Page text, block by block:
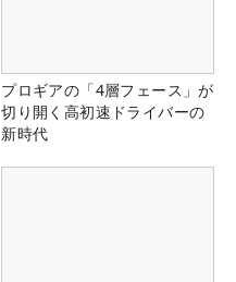
プロギアの「4層フェース」が
切り開く高初速ドライバーの
新時代